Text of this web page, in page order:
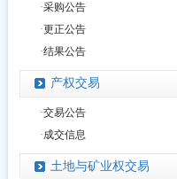
·采购公告
·更正公告
·结果公告
产权交易
·交易公告
·成交信息
土地与矿业权交易